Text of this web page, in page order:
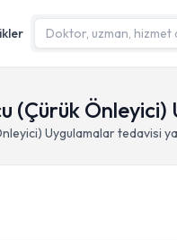
(Çürük
Uygulamalartedavisi